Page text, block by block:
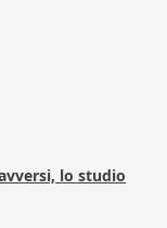
lo studio